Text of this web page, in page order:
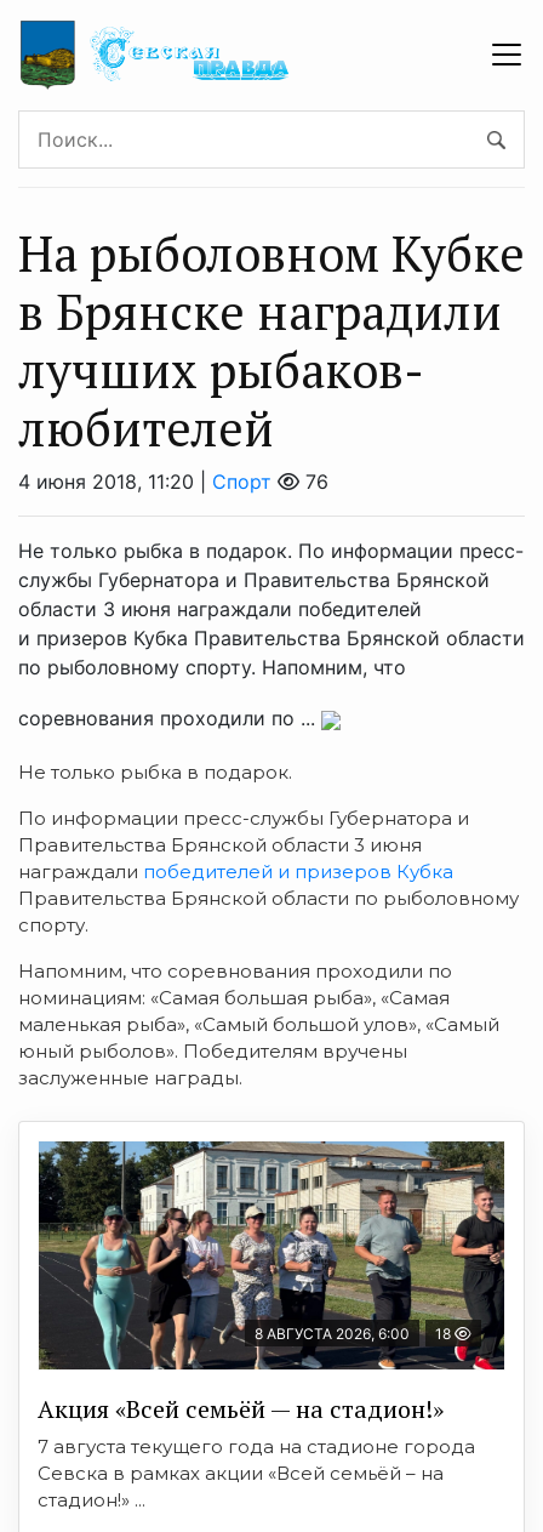
На рыболовном Кубке
в Брянске наградили
лучших рыбаков-
любителей
4 июня 2018, 11:20 | Спорт 76
Не только рыбка в подарок. По информации пресс-
службы Губернатора и Правительства Брянской
области 3 июня награждали победителей
и призеров Кубка Правительства Брянской области
по рыболовному спорту. Напомним, что
соревнования проходили по ...
Не только рыбка в подарок.
По информации пресс-службы Губернатора и
Правительства Брянской области 3 июня
награждали победителей и призеров Кубка
Правительства Брянской области по рыболовному
спорту.
Напомним, что соревнования проходили по
номинациям: «Самая большая рыба», «Самая
маленькая рыба», «Самый большой улов», «Самый
юный рыболов». Победителям вручены
заслуженные награды.
8 АВГУСТА 2026, 6:00 18
Акция «Всей семьёй — на стадион!»
7 августа текущего года на стадионе города
Севска в рамках акции «Всей семьёй – на
стадион!» ...